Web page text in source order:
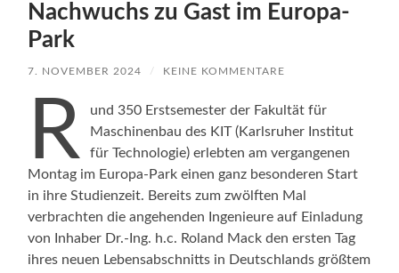
Nachwuchs zu Gast im Europa-
Park
7. NOVEMBER 2024 / KEINE KOMMENTARE
R
und 350 Erstsemester der Fakultät für
Maschinenbau des KIT (Karlsruher Institut
für Technologie) erlebten am vergangenen
Montag im Europa-Park einen ganz besonderen Start
in ihre Studienzeit. Bereits zum zwölften Mal
verbrachten die angehenden Ingenieure auf Einladung
von Inhaber Dr.-Ing. h.c. Roland Mack den ersten Tag
ihres neuen Lebensabschnitts in Deutschlands größtem